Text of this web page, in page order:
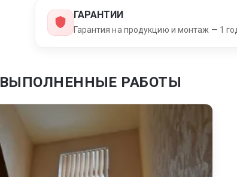
ГАРАНТИИ
Гарантия на продукцию и монтаж — 1
ВЫПОЛНЕННЫЕ РАБОТЫ